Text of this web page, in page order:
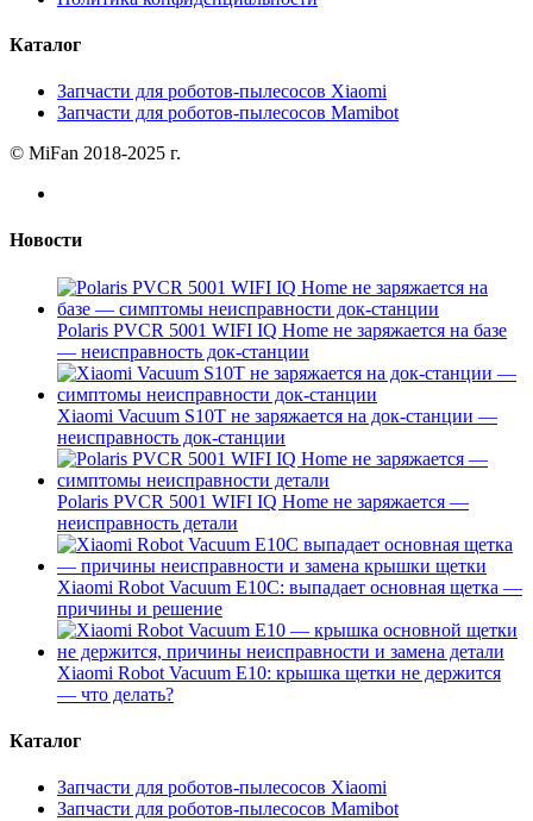
Каталог
Запчасти для роботов-пылесосов Xiaomi
Запчасти для роботов-пылесосов Mamibot
© MiFan 2018-2025 г.
Новости
Polaris PVCR 5001 WIFI IQ Home не заряжается на базе
— неисправность док-станции
Xiaomi Vacuum S10T не заряжается на док-станции —
неисправность док-станции
Polaris PVCR 5001 WIFI IQ Home не заряжается —
неисправность детали
Xiaomi Robot Vacuum E10C: выпадает основная щетка —
причины и решение
Xiaomi Robot Vacuum E10: крышка щетки не держится
— что делать?
Каталог
Запчасти для роботов-пылесосов Xiaomi
Запчасти для роботов-пылесосов Mamibot